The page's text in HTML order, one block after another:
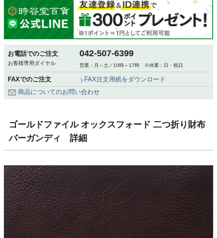
お電話でのご注文
お客様専用ダイヤル
042-507-6399
営業：月～土／10時～17時 ※休業：日・祝日
FAXでのご注文
FAX注文用紙をダウンロード
商品についてのお問い合わせ
ゴールドファイル オックスフォード 二つ折り財布
バーガンディ 詳細